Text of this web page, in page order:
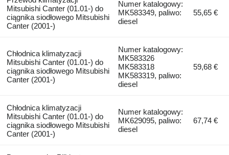
Mitsubishi Canter (01.01-) do
ciągnika siodłowego Mitsubishi
Canter (2001-)
Numer katalogowy:
MK583349, paliwo:
diesel
55,65 €
Chłodnica klimatyzacji
Mitsubishi Canter (01.01-) do
ciągnika siodłowego Mitsubishi
Canter (2001-)
Numer katalogowy:
MK583326
MK583318
MK583319, paliwo:
diesel
59,68 €
Chłodnica klimatyzacji
Mitsubishi Canter (01.01-) do
ciągnika siodłowego Mitsubishi
Canter (2001-)
Numer katalogowy:
MK629095, paliwo:
diesel
67,74 €